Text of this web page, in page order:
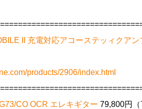
II 充電対応アコーステッィクアン
products/2906/index.html
CO OCR エレキギター 79,800円（